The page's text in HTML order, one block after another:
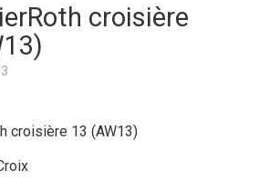
croisière
croisière 13 (AW13)